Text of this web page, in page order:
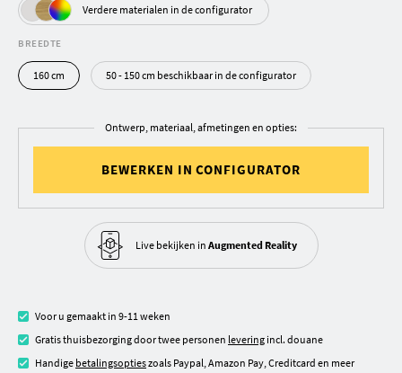
Verdere materialen in de configurator
BREEDTE
160 cm 50 - 150 cm beschikbaar in de configurator
Ontwerp, materiaal, afmetingen en opties:
BEWERKEN IN CONFIGURATOR
Live bekijken in Augmented Reality
Voor u gemaakt in 9-11 weken
Gratis thuisbezorging door twee personen levering incl. douane
Handige betalingsoptieszoals Paypal, Amazon Pay, Creditcard en meer